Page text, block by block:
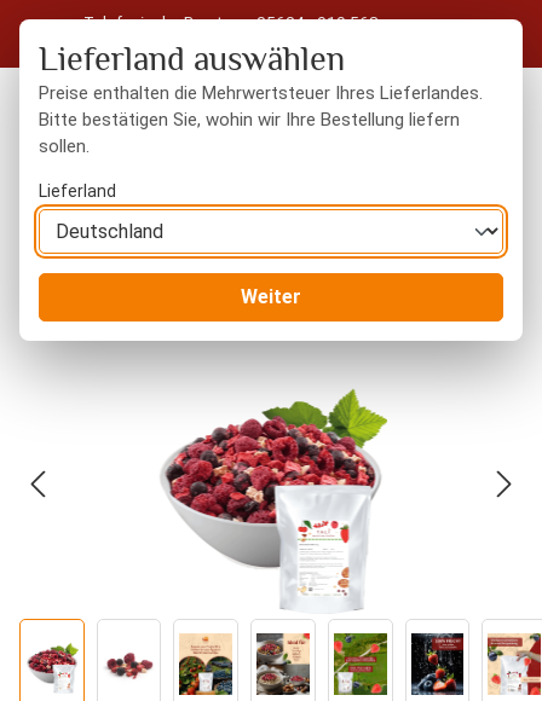
Zum Hauptinhalt springen
Telefonische Beratung: 05604 - 919 563
Kostenloser Versand in Deutschland ab 50 € Warenwert
Lieferland auswählen
Preise enthalten die Mehrwertsteuer Ihres Lieferlandes.
Bitte bestätigen Sie, wohin wir Ihre Bestellung liefern
sollen.
Lieferland
Weiter